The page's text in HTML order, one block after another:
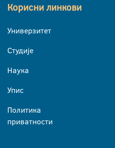
Корисни линкови
Универзитет
Студије
Наука
Упис
Политика
приватности